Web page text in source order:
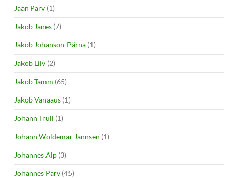
Jaan Parv (1)
Jakob Jänes (7)
Jakob Johanson-Pärna (1)
Jakob Liiv (2)
Jakob Tamm (65)
Jakob Vanaaus (1)
Johann Trull (1)
Johann Woldemar Jannsen (1)
Johannes Alp (3)
Johannes Parv (45)